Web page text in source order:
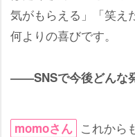
気がもらえる」「笑え
何よりの喜びです。
――SNSで今後どんな
momoさん これから